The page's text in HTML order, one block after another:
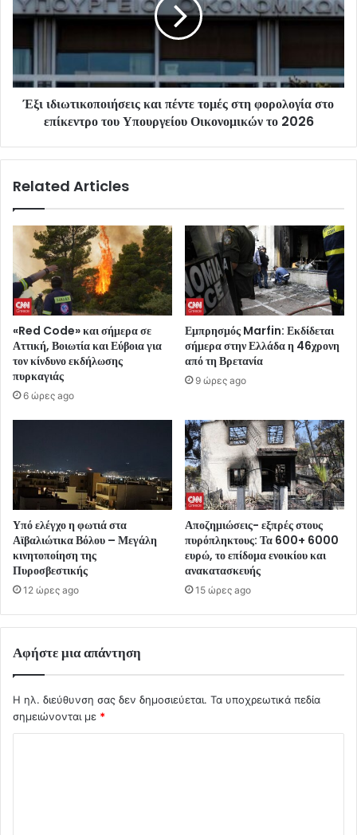
Έξι ιδιωτικοποιήσεις και πέντε τομές στη φορολογία στο
επίκεντρο του Υπουργείου Οικονομικών το 2026
Related Articles
«Red Code» και σήμερα σε
Αττική, Βοιωτία και Εύβοια για
τον κίνδυνο εκδήλωσης
πυρκαγιάς
6 ώρες ago
Εμπρησμός Marfin: Εκδίδεται
σήμερα στην Ελλάδα η 46χρονη
από τη Βρετανία
9 ώρες ago
Υπό ελέγχο η φωτιά στα
Αϊβαλιώτικα Βόλου – Μεγάλη
κινητοποίηση της
Πυροσβεστικής
12 ώρες ago
Αποζημιώσεις- εξπρές στους
πυρόπληκτους: Τα 600+ 6000
ευρώ, το επίδομα ενοικίου και
ανακατασκευής
15 ώρες ago
Αφήστε μια απάντηση
Η ηλ. διεύθυνση σας δεν δημοσιεύεται. Τα υποχρεωτικά πεδία
σημειώνονται με *